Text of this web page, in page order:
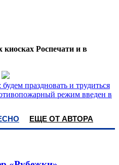
киосках Роспечати и в
праздновать и трудиться
режим введен в
ЕЩЕ ОТ АВТОРА